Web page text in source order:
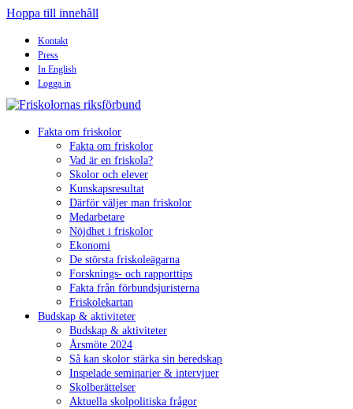
Hoppa till innehåll
Kontakt
Press
In English
Logga in
Fakta om friskolor
Fakta om friskolor
Vad är en friskola?
Skolor och elever
Kunskapsresultat
Därför väljer man friskolor
Medarbetare
Nöjdhet i friskolor
Ekonomi
De största friskoleägarna
Forsknings- och rapporttips
Fakta från förbundsjuristerna
Friskolekartan
Budskap & aktiviteter
Budskap & aktiviteter
Årsmöte 2024
Så kan skolor stärka sin beredskap
Inspelade seminarier & intervjuer
Skolberättelser
Aktuella skolpolitiska frågor